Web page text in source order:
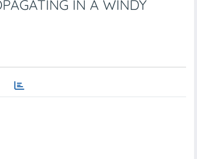
IN A WINDY